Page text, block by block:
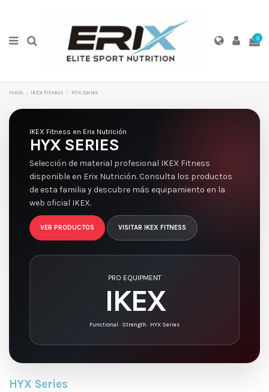
0
Inicio IKEX Fitness HYX Series
IKEX Fitness en Erix Nutrición
HYX SERIES
Selección de material profesional IKEX Fitness
disponible en Erix Nutrición. Consulta los productos
de esta familia y descubre más equipamiento en la
web oficial IKEX.
VER PRODUCTOS VISITAR IKEX FITNESS
PRO EQUIPMENT
IKEX
Functional · Strength · HYX Series
HYX Series